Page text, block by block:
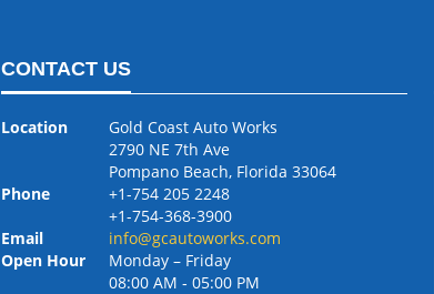
CONTACT US
Location
Gold Coast Auto Works
2790 NE 7th Ave
Pompano Beach, Florida 33064
Phone
+1-754 205 2248
+1-754-368-3900
Email
info@gcautoworks.com
Open Hour
Monday – Friday
08:00 AM ‐ 05:00 PM